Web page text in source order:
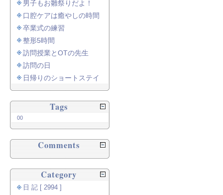
男子もお雛祭りだよ！
口腔ケアは癒やしの時間
卒業式の練習
整形5時間
訪問授業とOTの先生
訪問の日
日帰りのショートステイ
Tags
00
Comments
Category
日 記 [ 2994 ]